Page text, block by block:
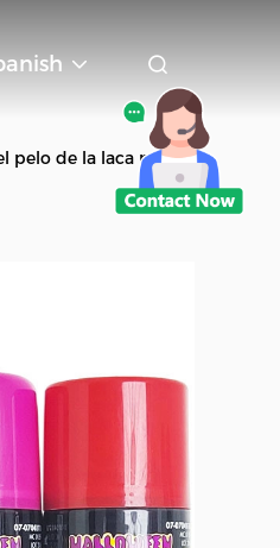
pelo de la laca para